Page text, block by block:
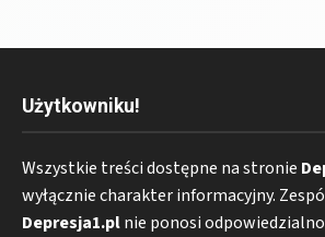
Użytkowniku!
Wszystkie treści dostępne na stronie
wyłącznie charakter informacyjny.
Depresja1.plnie ponosi